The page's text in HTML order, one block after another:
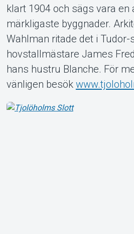
Om
klart 1904 och sägs vara en
märkligaste byggnader.
Wahlman ritade det i Tudor-
hovstallmästare James
hans hustru Blanche. För
vänligen besök